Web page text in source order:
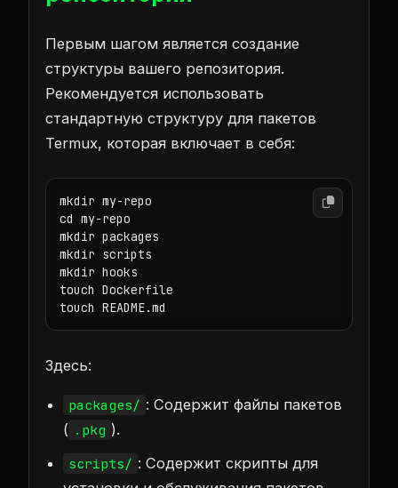
Первым шагом является создание
структуры вашего репозитория.
Рекомендуется использовать
стандартную структуру для пакетов
Termux, которая включает в себя:
mkdir my-repo
cd my-repo
mkdir packages
mkdir scripts
mkdir hooks
touch Dockerfile
Здесь:
packages/ : Содержит файлы пакетов
( .pkg ).
scripts/ : Содержит скрипты для